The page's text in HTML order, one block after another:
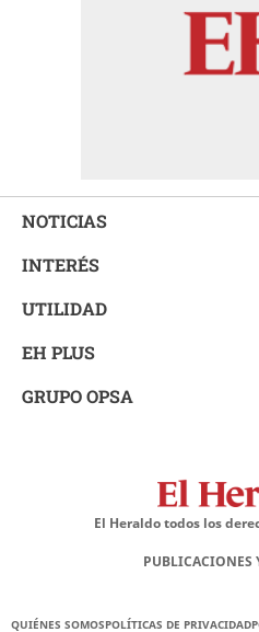
NOTICIAS
INTERÉS
UTILIDAD
EH PLUS
GRUPO OPSA
El Heraldo todos los
PUBLICACIONES
QUIÉNES SOMOSPOLÍTICAS DE PRIVACIDAD